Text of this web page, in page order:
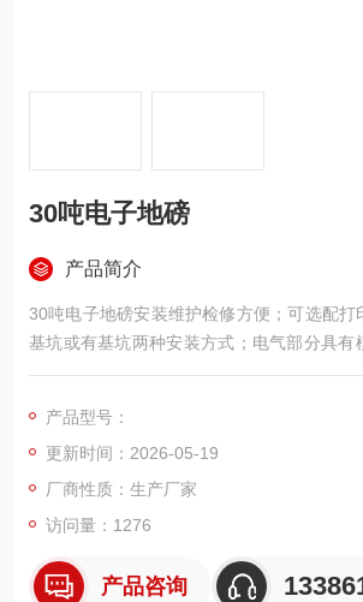
30吨电子地磅
产品简介
30吨电子地磅安装维护检修方便；可选配打
基坑或有基坑两种安装方式；电气部分具有
爆式；安装传感器部位及多台秤体搭接部位
产品型号：
更新时间：2026-05-19
厂商性质：生产厂家
访问量：1276
产品咨询